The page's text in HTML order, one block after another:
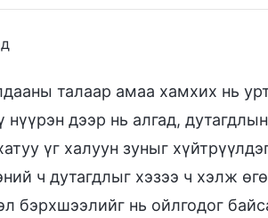
талаар амаа хамхих нь
дээр нь алгад,
үг халуун зуныг
ч дутагдлыг хэзээ ч хэлж
бэрхшээлийг нь ойлгодог